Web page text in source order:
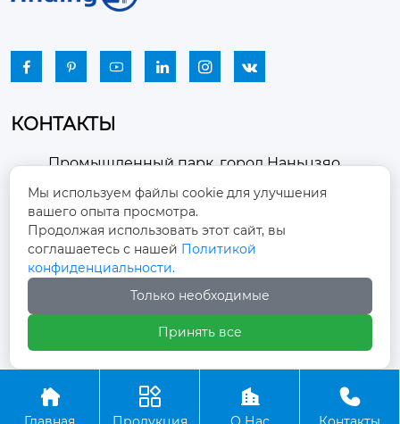
     
КОНТАКТЫ

Промышленный парк, город Наньцзяо,
район Чжоуцунь, город Цзыбо, провинция
Шаньдун
 winston-xu@hengdingfan.com
+86-13806434669
 +86 13806434669
   
Мы используем файлы cookie для улучшения
вашего опыта просмотра.
Продолжая использовать этот сайт, вы
соглашаетесь с нашей Политикой
конфиденциальности.
Только необходимые
Принять все